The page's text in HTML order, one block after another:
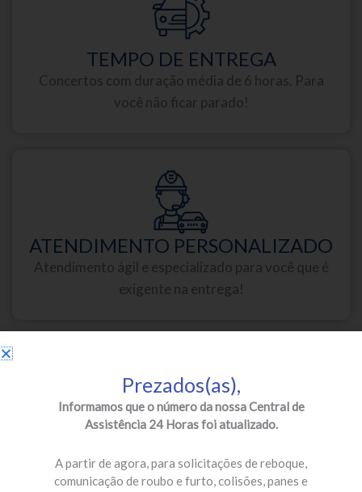
TEMPO DE ENTREGA
Concertos com duração média de 6 horas. Para
você não ficar parado!
ATENDIMENTO PERSONALIZADO
Atendimento ágil e especializado para você que é
exigente na entrega!
PARCEIROS DE PRIMEIRA
segurança!
Prezados(as),
Informamos que o número da nossa Central de
Assistência 24 Horas foi atualizado.
A partir de agora, para solicitações de reboque,
comunicação de roubo e furto, colisões, panes e